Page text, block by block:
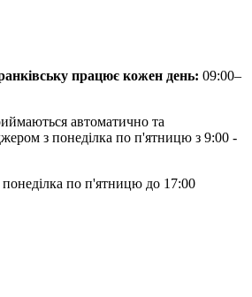
працює кожен день: 09:00–
автоматично та
з понеділка по п'ятницю з 9:00 -
понеділка по п'ятницю до 17:00